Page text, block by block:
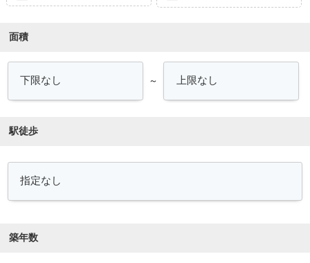
面積
～
駅徒歩
築年数